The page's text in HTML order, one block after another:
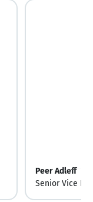
Peer Adleff
Senior Vice